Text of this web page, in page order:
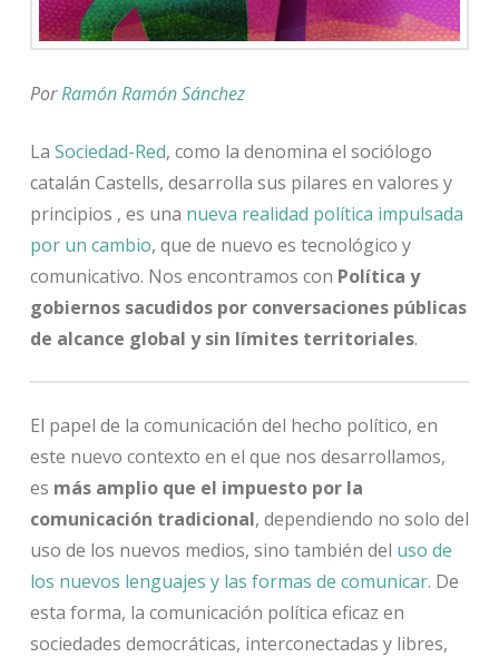
PorRamón Ramón Sánchez
La Sociedad-Red, como la denomina el sociólogo
catalán Castells, desarrolla sus pilares en valores y
principios , es una nueva realidad política impulsada
por un cambio, que de nuevo es tecnológico y
comunicativo. Nos encontramos con Política y
gobiernos sacudidos por conversaciones públicas
de alcance global y sin límites territoriales.
El papel de la comunicación del hecho político, en
este nuevo contexto en el que nos desarrollamos,
es más amplio que el impuesto por la
comunicación tradicional, dependiendo no solo del
uso de los nuevos medios, sino también del uso de
los nuevos lenguajes y las formas de comunicar. De
esta forma, la comunicación política eficaz en
sociedades democráticas, interconectadas y libres,